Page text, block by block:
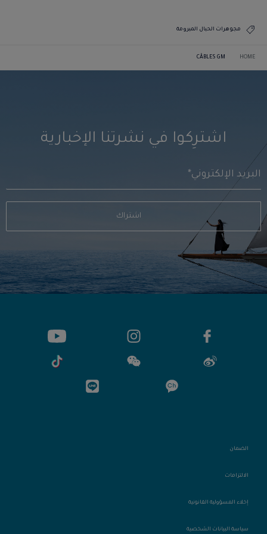
مجوهرات الحبال المبرومة
HOME
CÂBLES GM
اشترِكوا في نشرتنا الإخبارية
اشتراك
الضمان
الالتزامات
إخلاء المسؤولية القانونية
سياسة البيانات الشخصية